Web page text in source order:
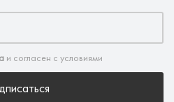
и согласен с условиями